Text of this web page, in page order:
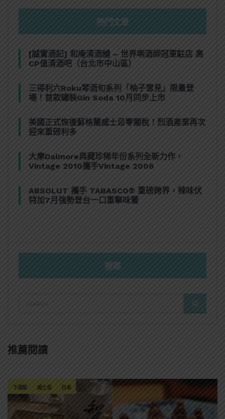
熱門文章
[誠實酒記] 和庵清酒舖 – 世界唎酒師冠軍駐店 高
CP值清酒吧（台北市中山區）
三得利六Roku琴酒旬系列「柚子雪見」限量登
場！首款罐裝Gin Soda 10月同步上市
美國正式恢復蘇格蘭威士忌零關稅！烈酒產業再次
迎來重磅利多
大摩Dalmore典藏珍稀年份系列全新力作，
Vintage 2010攜手Vintage 2006
ABSOLUT 攜手 TABASCO® 重磅跨界，辣味伏
特加7月強勢登台一口重擊味蕾
搜尋
FOR:
推薦閱讀
下酒菜 威士忌 日本